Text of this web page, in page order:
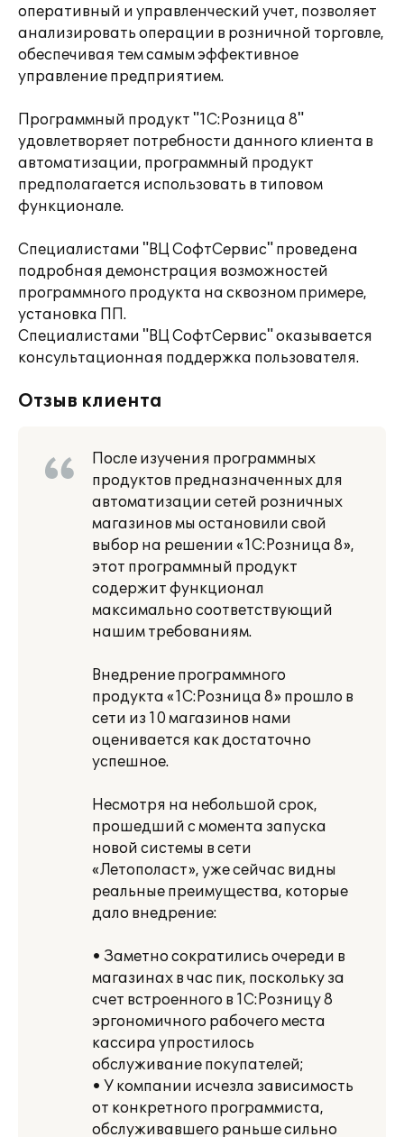
оперативный и управленческий учет, позволяет
анализировать операции в розничной торговле,
обеспечивая тем самым эффективное
управление предприятием.
Программный продукт "1С:Розница 8"
удовлетворяет потребности данного клиента в
автоматизации, программный продукт
предполагается использовать в типовом
функционале.
Специалистами "ВЦ СофтСервис" проведена
подробная демонстрация возможностей
программного продукта на сквозном примере,
установка ПП.
Специалистами "ВЦ СофтСервис" оказывается
консультационная поддержка пользователя.
Отзыв клиента
После изучения программных
продуктов предназначенных для
автоматизации сетей розничных
магазинов мы остановили свой
выбор на решении «1С:Розница 8»,
этот программный продукт
содержит функционал
максимально соответствующий
нашим требованиям.
Внедрение программного
продукта «1С:Розница 8» прошло в
сети из 10 магазинов нами
оценивается как достаточно
успешное.
Несмотря на небольшой срок,
прошедший с момента запуска
новой системы в сети
«Летополаст», уже сейчас видны
реальные преимущества, которые
дало внедрение:
• Заметно сократились очереди в
магазинах в час пик, поскольку за
счет встроенного в 1С:Розницу 8
эргономичного рабочего места
кассира упростилось
обслуживание покупателей;
• У компании исчезла зависимость
от конкретного программиста,
обслуживавшего раньше сильно